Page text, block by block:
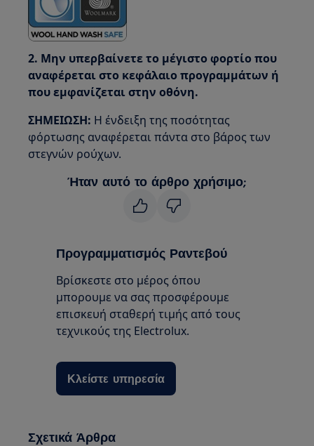
2. Μην υπερβαίνετε το μέγιστο φορτίο που
αναφέρεται στο κεφάλαιο προγραμμάτων ή
που εμφανίζεται στην οθόνη.
ΣΗΜΕΙΩΣΗ: Η ένδειξη της ποσότητας
φόρτωσης αναφέρεται πάντα στο βάρος των
στεγνών ρούχων.
Ήταν αυτό το άρθρο χρήσιμο;
Προγραμματισμός Ραντεβού
Βρίσκεστε στο μέρος όπου
μπορουμε να σας προσφέρουμε
επισκευή σταθερή τιμής από τους
τεχνικούς της Electrolux.
Κλείστε υπηρεσία
Σχετικά Άρθρα